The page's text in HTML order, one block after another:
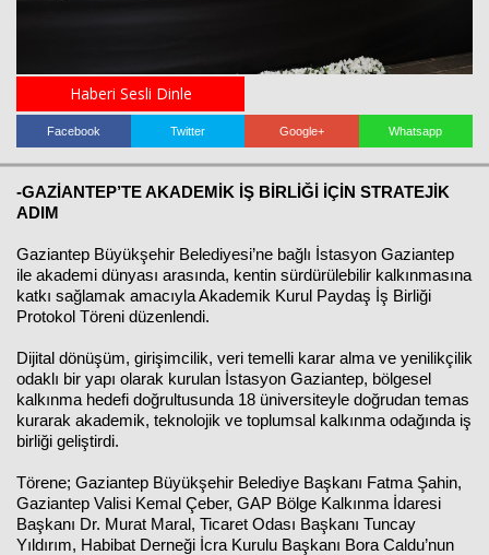
Haberi Sesli Dinle
Facebook Twitter Google+ Whatsapp
-GAZİANTEP’TE AKADEMİK İŞ BİRLİĞİ İÇİN STRATEJİK
ADIM
Gaziantep Büyükşehir Belediyesi’ne bağlı İstasyon Gaziantep
ile akademi dünyası arasında, kentin sürdürülebilir kalkınmasına
katkı sağlamak amacıyla Akademik Kurul Paydaş İş Birliği
Protokol Töreni düzenlendi.
Dijital dönüşüm, girişimcilik, veri temelli karar alma ve yenilikçilik
odaklı bir yapı olarak kurulan İstasyon Gaziantep, bölgesel
kalkınma hedefi doğrultusunda 18 üniversiteyle doğrudan temas
kurarak akademik, teknolojik ve toplumsal kalkınma odağında iş
birliği geliştirdi.
Törene; Gaziantep Büyükşehir Belediye Başkanı Fatma Şahin,
Gaziantep Valisi Kemal Çeber, GAP Bölge Kalkınma İdaresi
Başkanı Dr. Murat Maral, Ticaret Odası Başkanı Tuncay
Yıldırım, Habibat Derneği İcra Kurulu Başkanı Bora Caldu’nun